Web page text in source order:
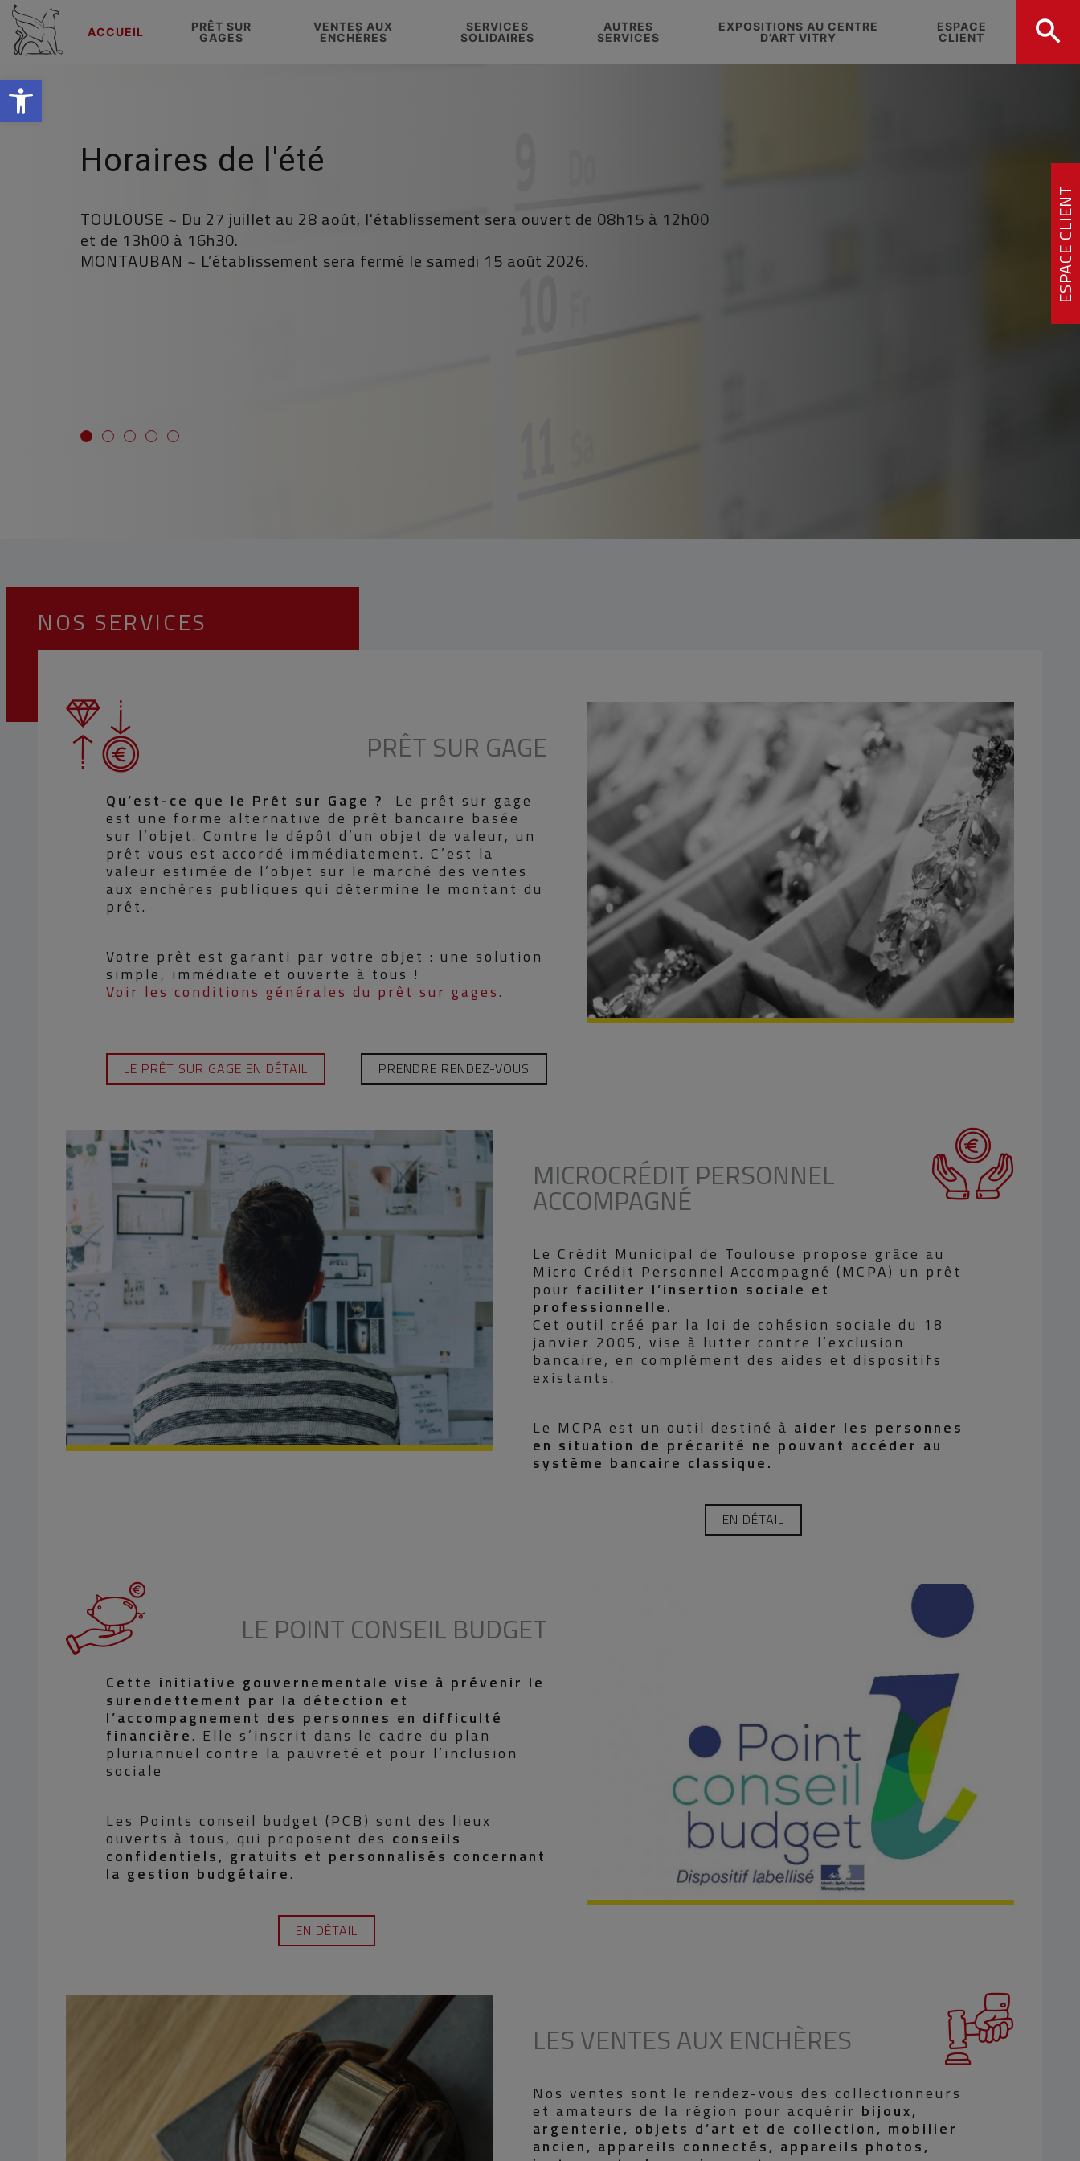
Ouvrir la barre d’outils
ACCUEIL
PRÊT SUR
GAGES
VENTES AUX
ENCHÈRES
SERVICES
SOLIDAIRES
AUTRES
SERVICES
EXPOSITIONS AU CENTRE
D’ART VITRY
ESPACE
CLIENT
ESPACE CLIENT
Horaires de l'été
TOULOUSE ~ Du 27 juillet au 28 août, l'établissement sera ouvert de 08h15 à 12h00
et de 13h00 à 16h30.
MONTAUBAN ~ L’établissement sera fermé le samedi 15 août 2026.
NOS SERVICES
PRÊT SUR GAGE
Qu’est-ce que le Prêt sur Gage ?
Le prêt sur gage
est une forme alternative de prêt bancaire basée
sur l’objet. Contre le dépôt d’un objet de valeur, un
prêt vous est accordé immédiatement. C’est la
valeur estimée de l’objet sur le marché des ventes
aux enchères publiques qui détermine le montant du
prêt.
Votre prêt est garanti par votre objet : une solution
simple, immédiate et ouverte à tous !
Voir les conditions générales du prêt sur gages.
LE PRÊT SUR GAGE EN DÉTAIL PRENDRE RENDEZ-VOUS
MICROCRÉDIT PERSONNEL
ACCOMPAGNÉ
Le Crédit Municipal de Toulouse propose grâce au
Micro Crédit Personnel Accompagné (MCPA) un prêt
pour faciliter l’insertion sociale et
professionnelle.
Cet outil créé par la loi de cohésion sociale du 18
janvier 2005, vise à lutter contre l’exclusion
bancaire, en complément des aides et dispositifs
existants.
Le MCPA est un outil destiné à aider les personnes
en situation de précarité ne pouvant accéder au
système bancaire classique.
EN DÉTAIL
LE POINT CONSEIL BUDGET
Cette initiative gouvernementale vise à prévenir le
surendettement par la détection et
l’accompagnement des personnes en difficulté
financière. Elle s’inscrit dans le cadre du plan
pluriannuel contre la pauvreté et pour l’inclusion
sociale
Les Points conseil budget (PCB) sont des lieux
ouverts à tous, qui proposent des conseils
confidentiels, gratuits et personnalisés concernant
la gestion budgétaire.
EN DÉTAIL
LES VENTES AUX ENCHÈRES
Nos ventes sont le rendez-vous des collectionneurs
et amateurs de la région pour acquérir bijoux,
argenterie, objets d’art et de collection, mobilier
ancien, appareils connectés, appareils photos,